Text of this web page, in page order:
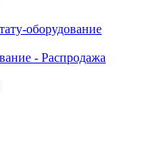
оборудование
- Распродажа